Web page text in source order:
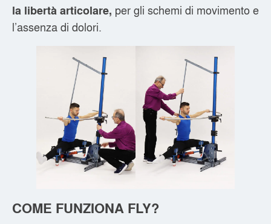
la libertà articolare, per gli schemi di movimento e
l’assenza di dolori.
COME FUNZIONA FLY?